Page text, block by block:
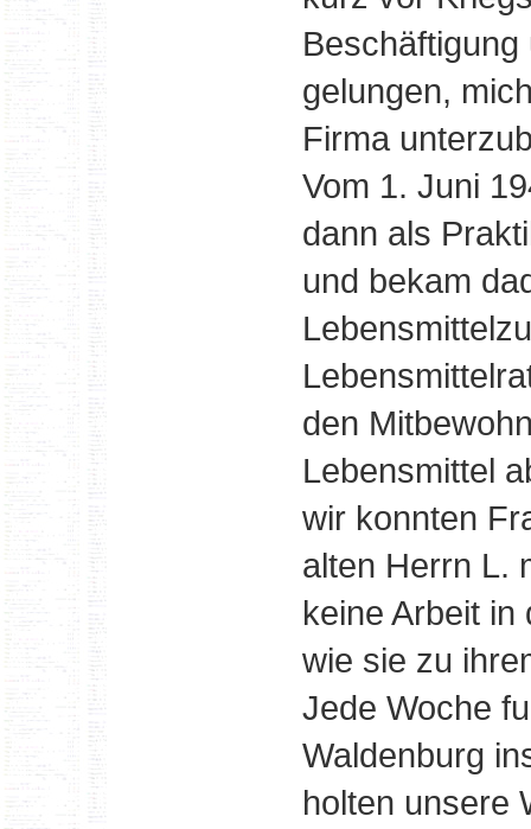
gelungen,
Firma
Vom 1. Juni
dann als
und bekam
den
Lebensmittel
wir konnten
alten Herrn L.
keine Arbeit
wie sie zu
Jede Woche
Waldenburg
holten unsere